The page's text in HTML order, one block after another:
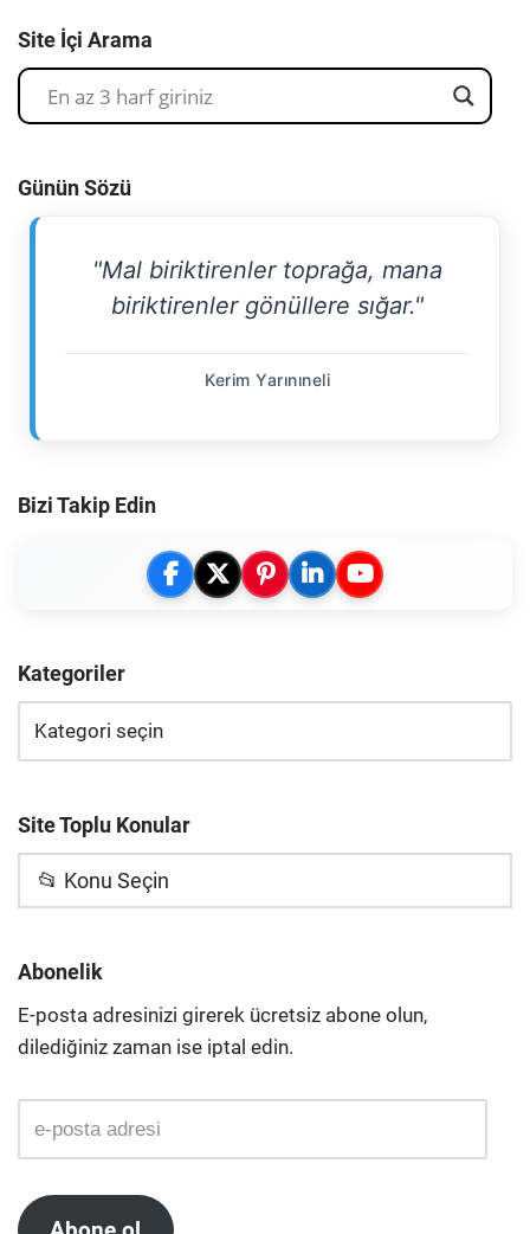
Site İçi Arama
Günün Sözü
"Mal biriktirenler toprağa, mana
biriktirenler gönüllere sığar."
Kerim Yarınıneli
Bizi Takip Edin
Kategoriler
Site Toplu Konular
📂 Konu Seçin
Abonelik
E-posta adresinizi girerek ücretsiz abone olun,
dilediğiniz zaman ise iptal edin.